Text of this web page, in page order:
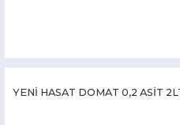
YENİ HASAT DOMAT 0,2 ASİT